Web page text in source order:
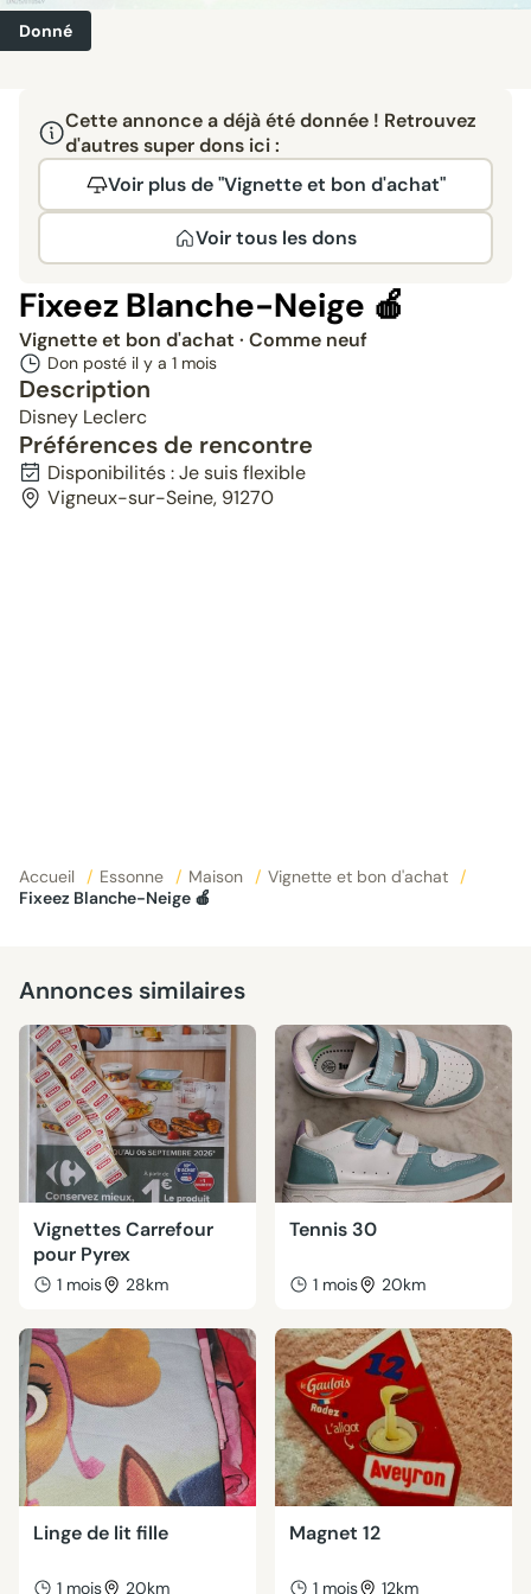
Donné
Cette annonce a déjà été donnée ! Retrouvez
d'autres super dons ici :
Voir plus de "Vignette et bon d'achat"
Voir tous les dons
Fixeez Blanche-Neige 🍎
Vignette et bon d'achat · Comme neuf
Don posté il y a 1 mois
Description
Disney Leclerc
Préférences de rencontre
Disponibilités : Je suis flexible
Vigneux-sur-Seine, 91270
Accueil / Essonne / Maison / Vignette et bon d'achat
/
Fixeez Blanche-Neige 🍎
Annonces similaires
Vignettes Carrefour
pour Pyrex
1 mois 28km
Tennis 30
1 mois 20km
Linge de lit fille
1 mois 20km
Magnet 12
1 mois 12km